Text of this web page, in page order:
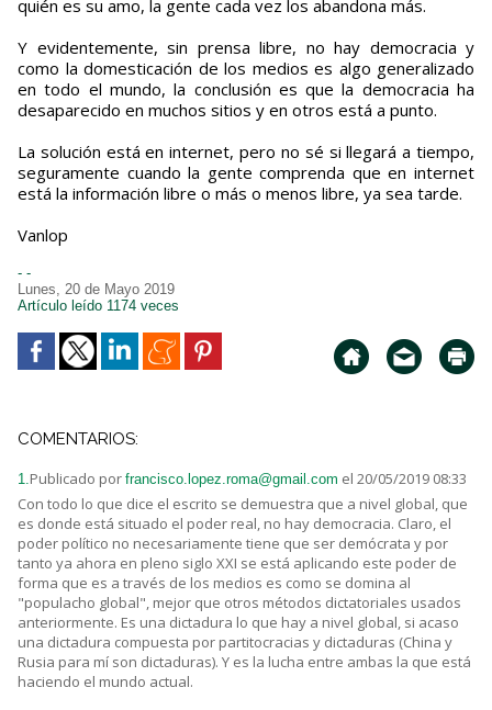
quién es su amo, la gente cada vez los abandona más.
Y evidentemente, sin prensa libre, no hay democracia y
como la domesticación de los medios es algo generalizado
en todo el mundo, la conclusión es que la democracia ha
desaparecido en muchos sitios y en otros está a punto.
La solución está en internet, pero no sé si llegará a tiempo,
seguramente cuando la gente comprenda que en internet
está la información libre o más o menos libre, ya sea tarde.
Vanlop
- -
Lunes, 20 de Mayo 2019
Artículo leído 1174 veces
COMENTARIOS:
1.Publicado por francisco.lopez.roma@gmail.com el 20/05/2019 08:33
Con todo lo que dice el escrito se demuestra que a nivel global, que
es donde está situado el poder real, no hay democracia. Claro, el
poder político no necesariamente tiene que ser demócrata y por
tanto ya ahora en pleno siglo XXI se está aplicando este poder de
forma que es a través de los medios es como se domina al
"populacho global", mejor que otros métodos dictatoriales usados
anteriormente. Es una dictadura lo que hay a nivel global, si acaso
una dictadura compuesta por partitocracias y dictaduras (China y
Rusia para mí son dictaduras). Y es la lucha entre ambas la que está
haciendo el mundo actual.